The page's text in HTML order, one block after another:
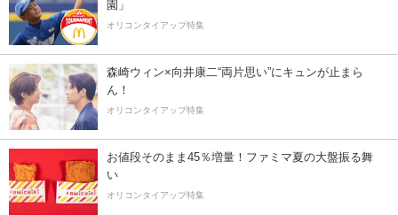
園」
オリコンタイアップ特集
森崎ウィン×向井康二“両片思い”にキュンが止まら
ん！
オリコンタイアップ特集
お値段そのまま45％増量！ファミマ夏の大盤振る舞
い
オリコンタイアップ特集